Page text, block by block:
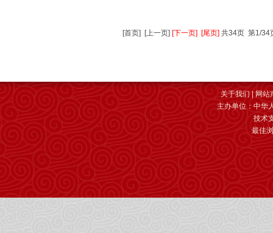
[首页] [上一页] [下一页] [尾页] 共34页 第1/34
关于我们
网站
主办单位：中华
技术
最佳